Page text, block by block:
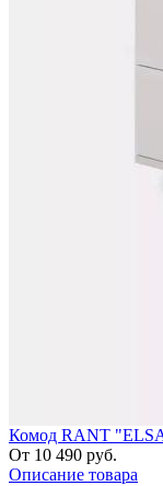
Комод RANT
От 10 490 руб.
Описание товара